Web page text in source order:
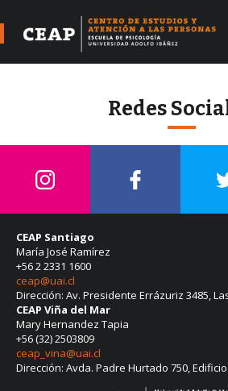
Redes
CEAP Santiago
María José Ramírez
+56 2 2331 1600
ceap@uai.cl
Dirección: Av. Presidente Errázuriz 3485,
CEAP Viña del Mar
Mary Hernandez Tapia
+56 (32) 2503809
ceap_vina@uai.cl
Dirección: Avda. Padre Hurtado 750,